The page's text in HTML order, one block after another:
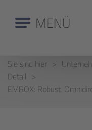
MENÜ
Sie sind hier
Detail
EMROX: Robust.